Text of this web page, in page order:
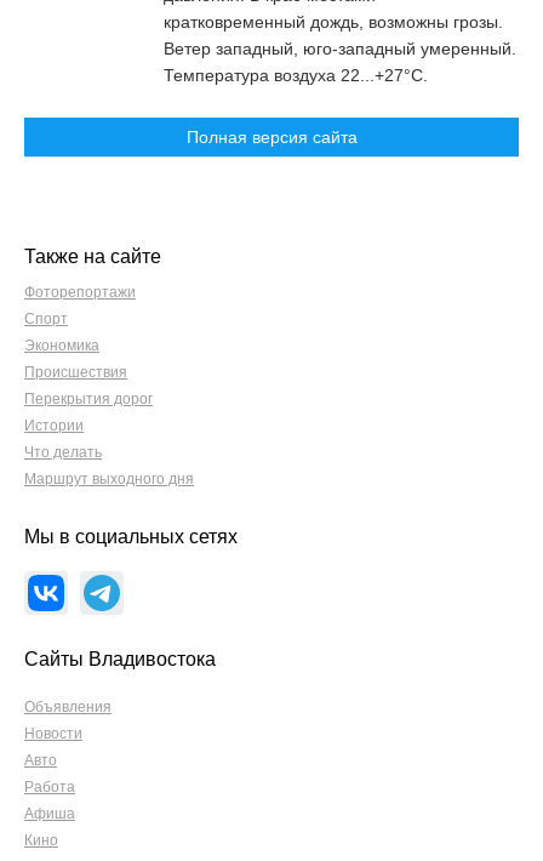
кратковременный дождь, возможны грозы.
Ветер западный, юго-западный умеренный.
Температура воздуха 22...+27°C.
Полная версия сайта
Также на сайте
Фоторепортажи
Спорт
Экономика
Происшествия
Перекрытия дорог
Истории
Что делать
Маршрут выходного дня
Мы в социальных сетях
Сайты Владивостока
Объявления
Новости
Авто
Работа
Афиша
Кино